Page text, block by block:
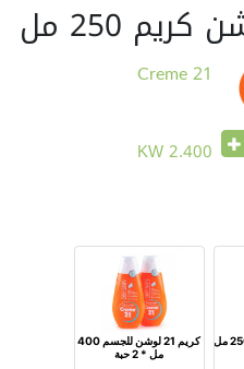
Creme 21
2.400
KW
كريم 21 كريم لوشن 250 مل
كريم 21 لوشن للجسم 400
مل * 2 حبة